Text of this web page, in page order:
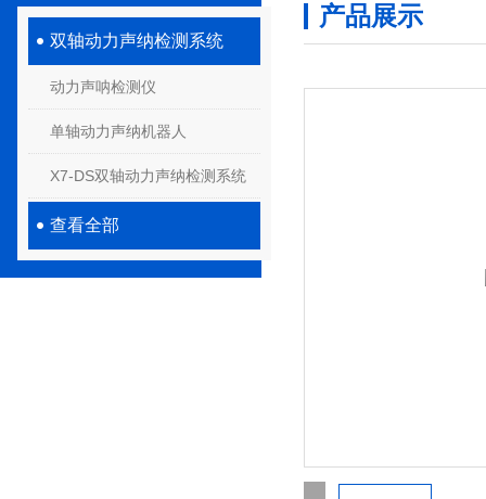
双轴动力声纳检测系统
动力声呐检测仪
单轴动力声纳机器人
X7-DS双轴动力声纳检测系统
查看全部
产品展示